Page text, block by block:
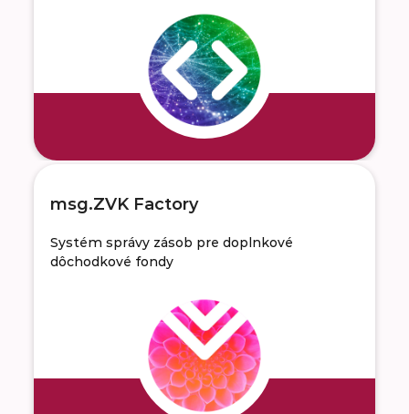
msg.ZVK Factory
Systém správy zásob pre doplnkové
dôchodkové fondy